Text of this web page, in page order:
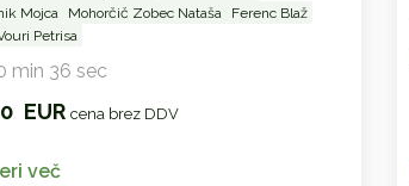
Mojca
Mohorčič Zobec Nataša
Ferenc Blaž
Petrisa
min 36 sec
EUR cena brez DDV
več